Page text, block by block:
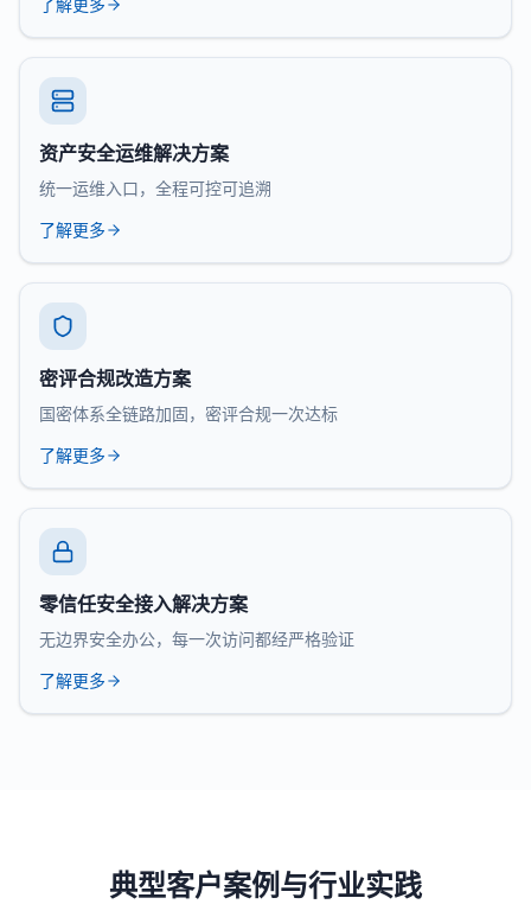
资产安全运维解决方案
统一运维入口，全程可控可追溯
了解更多
密评合规改造方案
国密体系全链路加固，密评合规一次达标
了解更多
零信任安全接入解决方案
无边界安全办公，每一次访问都经严格验证
了解更多
典型客户案例与行业实践